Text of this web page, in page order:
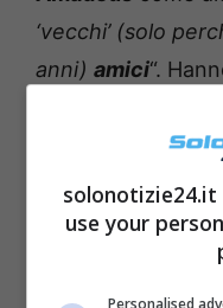
‘vecchi’ (solo
anni) amici“.
pensato bene di
magico e di
ovviamente
non hanno perso
use your
Personalised